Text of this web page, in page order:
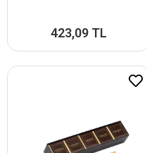
423,09 TL